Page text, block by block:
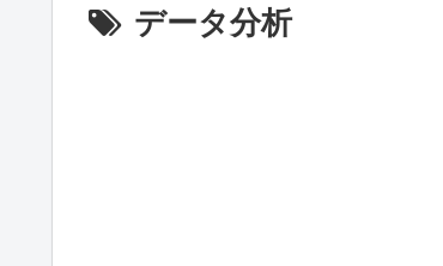
データ分析